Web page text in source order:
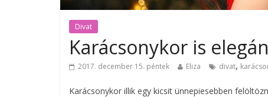
Divat
Karácsonykor is
2017. december 15. péntek Eliza divat,
Karácsonykor illik egy kicsit ünnepiesebben